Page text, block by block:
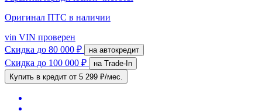
Оригинал ПТС в наличии
vin VIN проверен
Скидка до 80 000 ₽ на автокредит
Скидка до 100 000 ₽
на Trade-In
Купить в кредит от 5 299 ₽/мес.